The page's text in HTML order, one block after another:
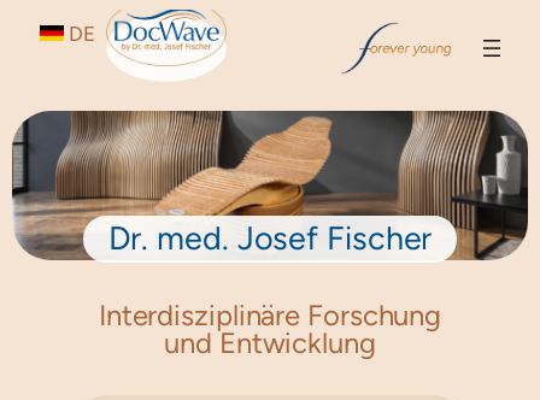
Inhalt
DE
Dr. med. Josef Fischer
Interdisziplinäre Forschung
und Entwicklung